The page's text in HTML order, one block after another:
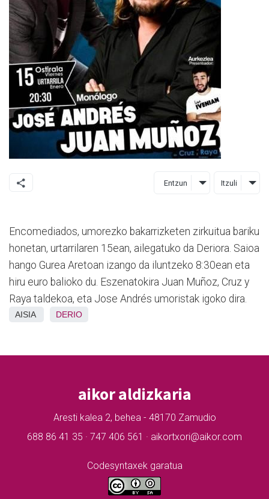
Entzun Itzuli
Encomediados, umorezko bakarrizketen zirkuitua bariku
honetan, urtarrilaren 15ean, ailegatuko da Deriora. Saioa
hango Gurea Aretoan izango da iluntzeko 8:30ean eta
hiru euro balioko du. Eszenatokira Juan Muñoz, Cruz y
Raya taldekoa, eta Jose Andrés umoristak igoko dira.
AISIA DERIO
aikor aldizkaria
Aresti kalea 2, behea - 48170 Zamudio
688 86 41 35 · 747 406 561 · aikortxori@aikor.com
Codesyntaxek garatua